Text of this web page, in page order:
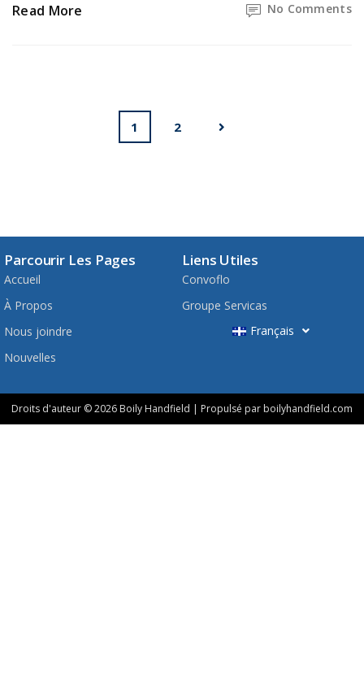
Read More No Comments
1 2
Parcourir Les Pages
Accueil
À Propos
Nous joindre
Nouvelles
Liens Utiles
Convoflo
Groupe Servicas
Français
Droits d'auteur © 2026 Boily Handfield | Propulsé par boilyhandfield.com